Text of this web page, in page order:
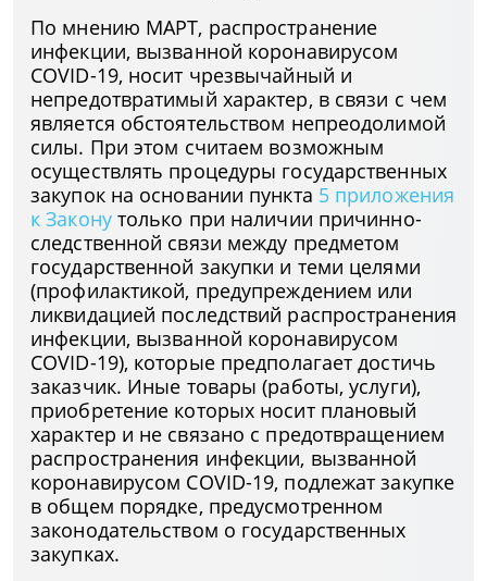
По мнению МАРТ, распространение
инфекции, вызванной коронавирусом
COVID-19, носит чрезвычайный и
непредотвратимый характер, в связи с чем
является обстоятельством непреодолимой
силы. При этом считаем возможным
осуществлять процедуры государственных
закупок на основании пункта 5 приложения
к Законутолько при наличии причинно-
следственной связи между предметом
государственной закупки и теми целями
(профилактикой, предупреждением или
ликвидацией последствий распространения
инфекции, вызванной коронавирусом
COVID-19), которые предполагает достичь
заказчик. Иные товары (работы, услуги),
приобретение которых носит плановый
характер и не связано с предотвращением
распространения инфекции, вызванной
коронавирусом COVID-19, подлежат закупке
в общем порядке, предусмотренном
законодательством о государственных
закупках.